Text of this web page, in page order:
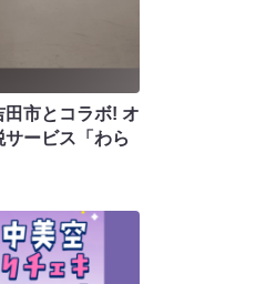
市とコラボ! オ
ービス「わら